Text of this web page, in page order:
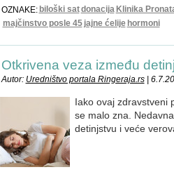
OZNAKE: biloški satdonacija Klinika
majčinstvo posle 45 jajne ćelije hormoni
Otkrivena veza između
Autor: Uredništvo portala Ringeraja.rs|
Iako ovaj zdravstveni
se malo zna.
detinjstvu i veće